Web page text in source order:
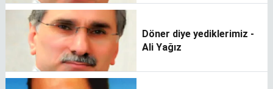
Döner diye yediklerimiz -
Ali Yağız